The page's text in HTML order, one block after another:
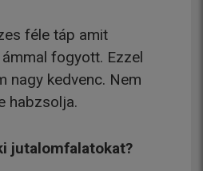
féle táp amit
fogyott. Ezzel
nagy kedvenc. Nem
habzsolja.
jutalomfalatokat?